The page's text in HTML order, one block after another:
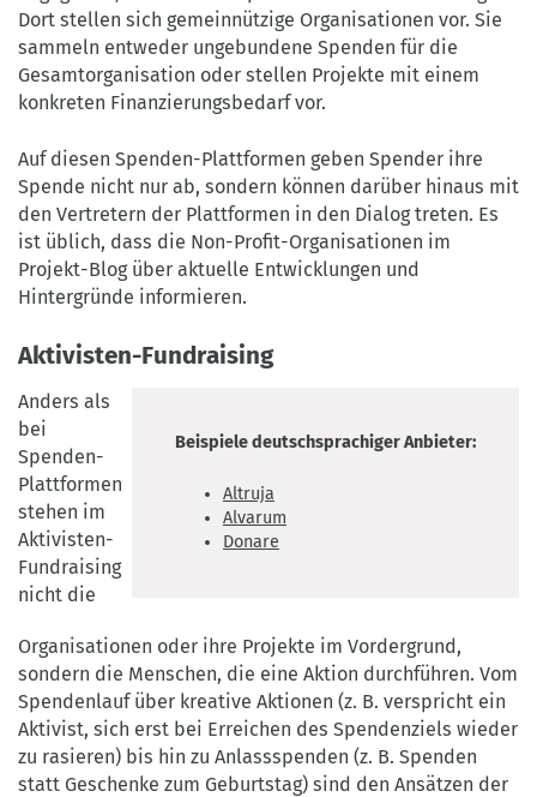
Dort stellen sich gemeinnützige Organisationen vor. Sie
sammeln entweder ungebundene Spenden für die
Gesamtorganisation oder stellen Projekte mit einem
konkreten Finanzierungsbedarf vor.
Auf diesen Spenden-Plattformen geben Spender ihre
Spende nicht nur ab, sondern können darüber hinaus mit
den Vertretern der Plattformen in den Dialog treten. Es
ist üblich, dass die Non-Profit-Organisationen im
Projekt-Blog über aktuelle Entwicklungen und
Hintergründe informieren.
Aktivisten-Fundraising
Beispiele deutschsprachiger Anbieter:
Altruja
Alvarum
Donare
Anders als
bei
Spenden-
Plattformen
stehen im
Aktivisten-
Fundraising
nicht die
Organisationen oder ihre Projekte im Vordergrund,
sondern die Menschen, die eine Aktion durchführen. Vom
Spendenlauf über kreative Aktionen (z. B. verspricht ein
Aktivist, sich erst bei Erreichen des Spendenziels wieder
zu rasieren) bis hin zu Anlassspenden (z. B. Spenden
statt Geschenke zum Geburtstag) sind den Ansätzen der